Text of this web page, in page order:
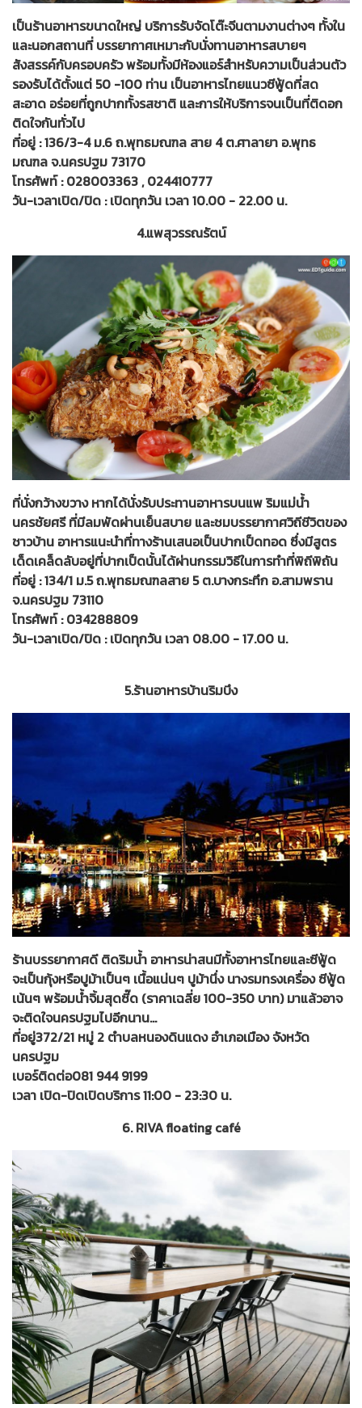
เป็นร้านอาหารขนาดใหญ่ บริการรับจัดโต๊ะจีนตามงานต่างๆ ทั้งใน
และนอกสถานที่ บรรยากาศเหมาะกับนั่งทานอาหารสบายๆ
สังสรรค์กับครอบครัว พร้อมทั้งมีห้องแอร์สำหรับความเป็นส่วนตัว
รองรับได้ตั้งแต่ 50 -100 ท่าน เป็นอาหารไทยแนวซีฟู้ดที่สด
สะอาด อร่อยที่ถูกปากทั้งรสชาติ และการให้บริการจนเป็นที่ติดอก
ติดใจกันทั่วไป
ที่อยู่ : 136/3-4 ม.6 ถ.พุทธมณฑล สาย 4 ต.ศาลายา อ.พุทธ
มณฑล จ.นครปฐม 73170
โทรศัพท์ : 028003363 , 024410777
วัน-เวลาเปิด/ปิด : เปิดทุกวัน เวลา 10.00 - 22.00 น.
4.แพสุวรรณรัตน์
ที่นั่งกว้างขวาง หากได้นั่งรับประทานอาหารบนแพ ริมแม่น้ำ
นครชัยศรี ที่มีลมพัดผ่านเย็นสบาย และชมบรรยากาศวิถีชีวิตของ
ชาวบ้าน อาหารแนะนำที่ทางร้านเสนอเป็นปากเป็ดทอด ซึ่งมีสูตร
เด็ดเคล็ดลับอยู่ที่ปากเป็ดนั้นได้ผ่านกรรมวิธีในการทำที่พิถีพิถัน
ที่อยู่ : 134/1 ม.5 ถ.พุทธมณฑลสาย 5 ต.บางกระทึก อ.สามพราน
จ.นครปฐม 73110
โทรศัพท์ : 034288809
วัน-เวลาเปิด/ปิด : เปิดทุกวัน เวลา 08.00 - 17.00 น.
5.ร้านอาหารบ้านริมบึง
ร้านบรรยากาศดี ติดริมน้ำ อาหารน่าสนมีทั้งอาหารไทยและซีฟู้ด
จะเป็นกุ้งหรือปูม้าเป็นๆ เนื้อแน่นๆ ปูม้านึ่ง นางรมทรงเครื่อง ซีฟู้ด
เน้นๆ พร้อมน้ำจิ้มสุดซี๊ด (ราคาเฉลี่ย 100-350 บาท) มาแล้วอาจ
จะติดใจนครปฐมไปอีกนาน...
ที่อยู่372/21 หมู่ 2 ตำบลหนองดินแดง อำเภอเมือง จังหวัด
นครปฐม
เบอร์ติดต่อ081 944 9199
เวลา เปิด-ปิดเปิดบริการ 11:00 - 23:30 น.
6. RIVA floating café